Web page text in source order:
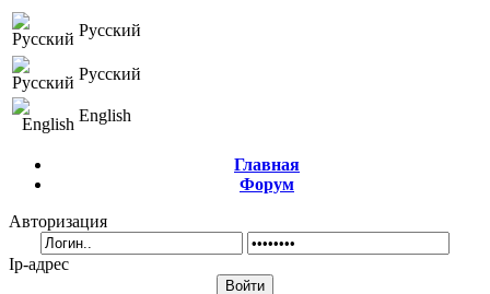
Русский
Русский
English
Главная
Форум
Авторизация
Ip-адрес